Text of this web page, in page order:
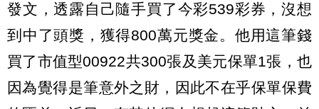
發文，透露自己隨手買了今彩539彩券，沒想
到中了頭獎，獲得800萬元獎金。他用這筆錢
買了市值型00922共300張及美元保單1張，也
因為覺得是筆意外之財，因此不在乎保單保費